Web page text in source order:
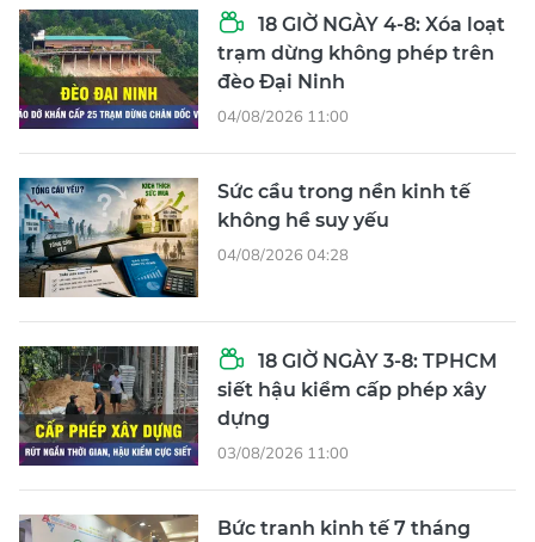
18 GIỜ NGÀY 4-8: Xóa loạt
trạm dừng không phép trên
đèo Đại Ninh
04/08/2026 11:00
Sức cầu trong nền kinh tế
không hề suy yếu
04/08/2026 04:28
18 GIỜ NGÀY 3-8: TPHCM
siết hậu kiểm cấp phép xây
dựng
03/08/2026 11:00
Bức tranh kinh tế 7 tháng